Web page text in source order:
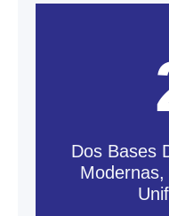
Dos Bases
Para